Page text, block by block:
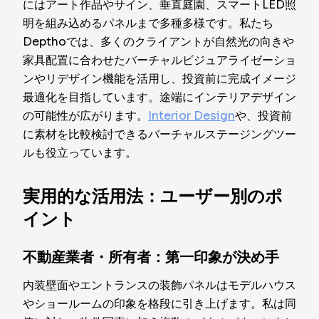
にはアート作品やサイン、垂直庭園、スマートLED照
明を組み込めるパネルまで多種多様です。私たち
Depthoでは、多くのクライアントが自然光の向きや
家具配置に合わせたバーチャルビジュアライゼーショ
ンやリデザイン機能を活用し、投資前に完成イメージ
最適化を目指しています。途端にインテリアデザイン
の可能性が広がります。 Interior Designや、投資前
に素材を比較検討できるバーチャルステージングツー
ルも役立っています。
実用的な活用法：ユーザー別のポ
イント
不動産業者・所有者：第一印象が決め手
内装壁面やエントランスの装飾パネルはモデルハウス
やショールームの印象を格段に引き上げます。私は同